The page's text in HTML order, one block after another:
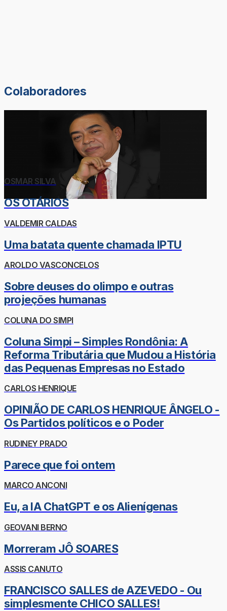
Colaboradores
OSMAR SILVA
OS OTÁRIOS
VALDEMIR CALDAS
Uma batata quente chamada IPTU
AROLDO VASCONCELOS
Sobre deuses do olimpo e outras
projeções humanas
COLUNA DO SIMPI
Coluna Simpi – Simples Rondônia: A
Reforma Tributária que Mudou a História
das Pequenas Empresas no Estado
CARLOS HENRIQUE
OPINIÃO DE CARLOS HENRIQUE ÂNGELO -
Os Partidos políticos e o Poder
RUDINEY PRADO
Parece que foi ontem
MARCO ANCONI
Eu, a IA ChatGPT e os Alienígenas
GEOVANI BERNO
Morreram JÔ SOARES
ASSIS CANUTO
FRANCISCO SALLES de AZEVEDO - Ou
simplesmente CHICO SALLES!